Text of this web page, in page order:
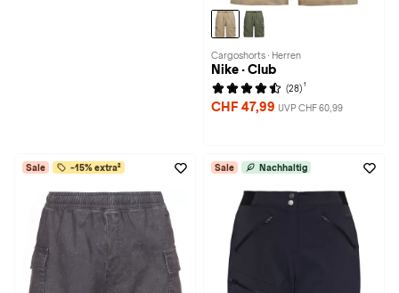
Cargoshorts · Herren
Nike · Club
(28) 1
CHF 47,99 UVP CHF 60,99
Sale -15% extra² Sale Nachhaltig